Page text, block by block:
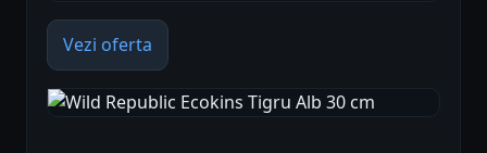
Vezi oferta